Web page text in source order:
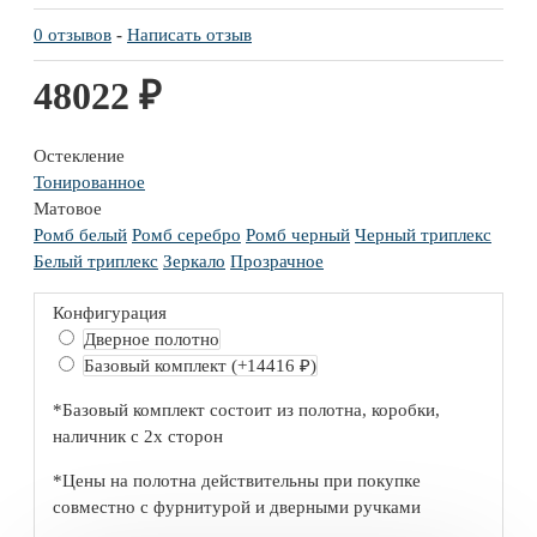
0 отзывов - Написать отзыв
48022 ₽
Остекление
Тонированное
Матовое
Ромб белый Ромб серебро Ромб черный Черный триплекс
Белый триплекс Зеркало Прозрачное
Конфигурация
Дверное полотно
Базовый комплект (+14416 ₽)
*Базовый комплект состоит из полотна, коробки,
наличник с 2х сторон
*Цены на полотна действительны при покупке
совместно с фурнитурой и дверными ручками